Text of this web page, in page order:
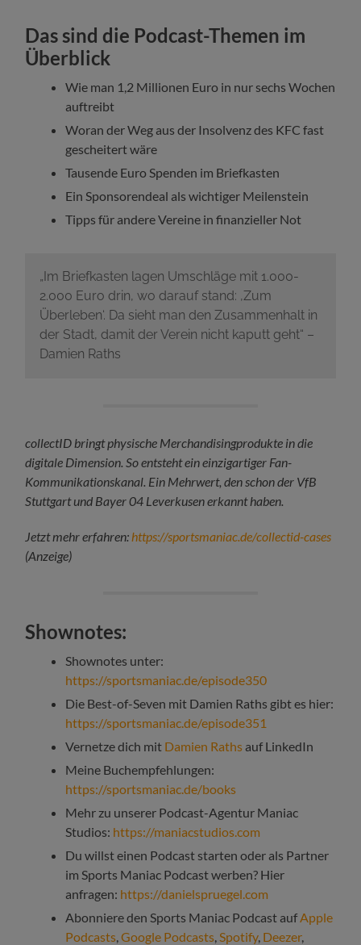
Das sind die Podcast-Themen im
Überblick
Wie man 1,2 Millionen Euro in nur sechs Wochen
auftreibt
Woran der Weg aus der Insolvenz des KFC fast
gescheitert wäre
Tausende Euro Spenden im Briefkasten
Ein Sponsorendeal als wichtiger Meilenstein
Tipps für andere Vereine in finanzieller Not
„Im Briefkasten lagen Umschläge mit 1.000-
2.000 Euro drin, wo darauf stand: ‚Zum
Überleben‘. Da sieht man den Zusammenhalt in
der Stadt, damit der Verein nicht kaputt geht“ –
Damien Raths
collectID bringt physische Merchandisingprodukte in die
digitale Dimension. So entsteht ein einzigartiger Fan-
Kommunikationskanal. Ein Mehrwert, den schon der VfB
Stuttgart und Bayer 04 Leverkusen erkannt haben.
Jetzt mehr erfahren: https://sportsmaniac.de/collectid-cases
(Anzeige)
Shownotes:
Shownotes unter:
https://sportsmaniac.de/episode350
Die Best-of-Seven mit Damien Raths gibt es hier:
https://sportsmaniac.de/episode351
Vernetze dich mit Damien Raths auf LinkedIn
Meine Buchempfehlungen:
https://sportsmaniac.de/books
Mehr zu unserer Podcast-Agentur Maniac
Studios: https://maniacstudios.com
Du willst einen Podcast starten oder als Partner
im Sports Maniac Podcast werben? Hier
anfragen: https://danielspruegel.com
Abonniere den Sports Maniac Podcast aufApple
Podcasts,Google Podcasts,Spotify, Deezer,